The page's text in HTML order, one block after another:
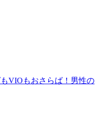
もVIOもおさらば！男性の